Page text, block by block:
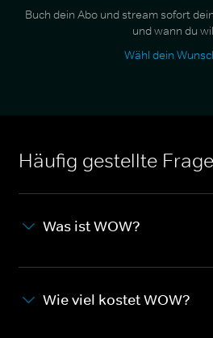
Buch dein Abo und stream sofort
und wann du
Wähl dein
Häufig gestellte
Was ist WOW?
Wie viel kostet WOW?